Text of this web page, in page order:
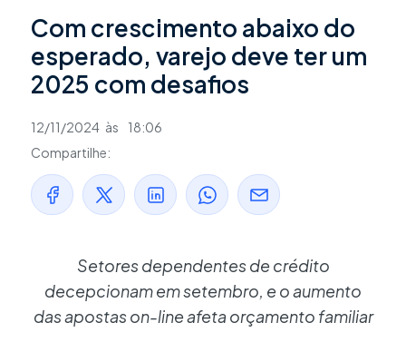
Com crescimento abaixo do
esperado, varejo deve ter um
2025 com desafios
12/11/2024 às
18:06
Compartilhe:
Setores dependentes de crédito
decepcionam em setembro, e o aumento
das apostas on-line afeta orçamento familiar